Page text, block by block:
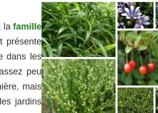
lafamille
présente
dans les
peu
mais
jardins